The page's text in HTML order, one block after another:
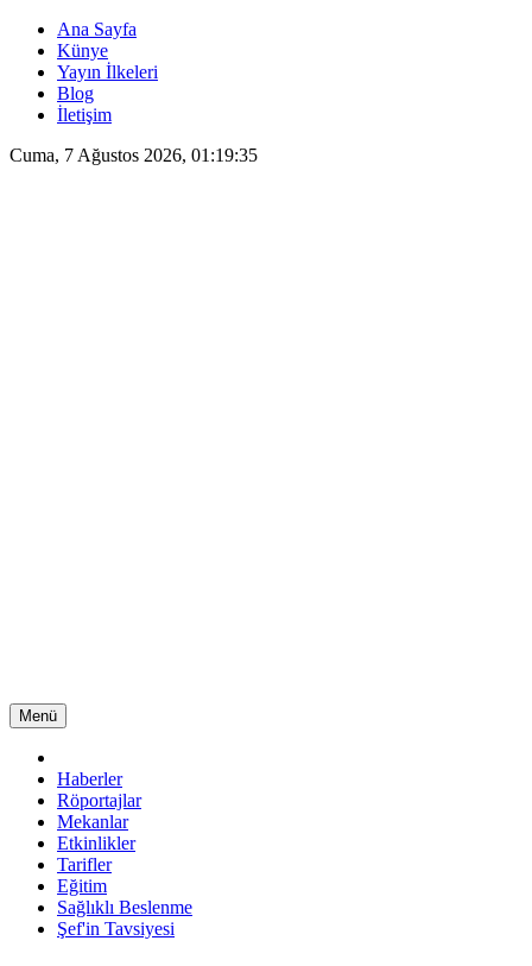
Ana Sayfa
Künye
Yayın İlkeleri
Blog
İletişim
Cuma, 7 Ağustos 2026, 01:19:36
Menü
Haberler
Röportajlar
Mekanlar
Etkinlikler
Tarifler
Eğitim
Sağlıklı Beslenme
Şef'in Tavsiyesi